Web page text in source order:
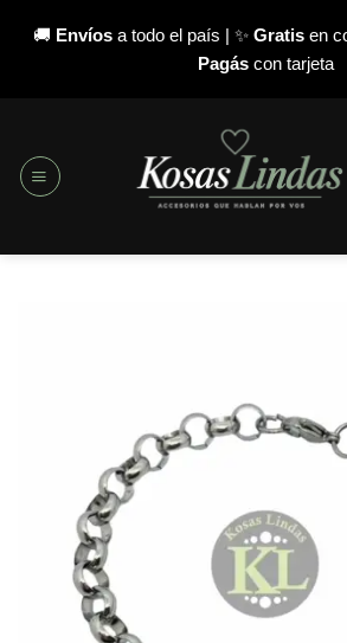
🚚 Envíos a todo el país | ✨ Gratis en
Pagáscon tarjeta
contenido